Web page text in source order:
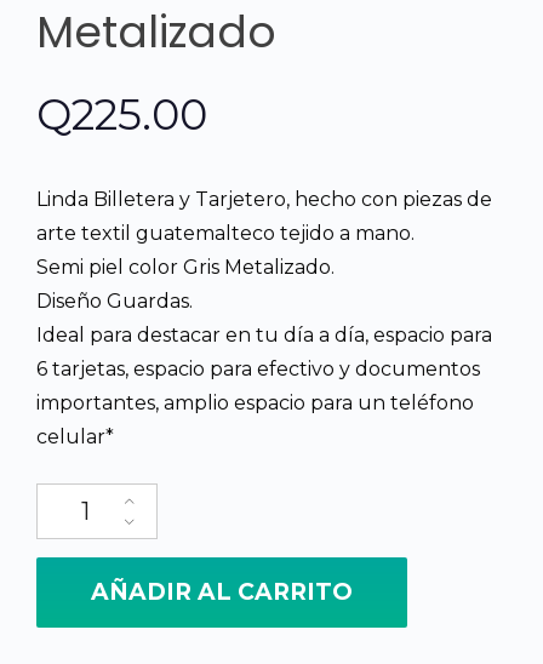
Metalizado
Q225.00
Linda Billetera y Tarjetero, hecho con piezas de
arte textil guatemalteco tejido a mano.
Semi piel color Gris Metalizado.
Diseño Guardas.
Ideal para destacar en tu día a día, espacio para
6 tarjetas, espacio para efectivo y documentos
importantes, amplio espacio para un teléfono
celular*
AÑADIR AL CARRITO